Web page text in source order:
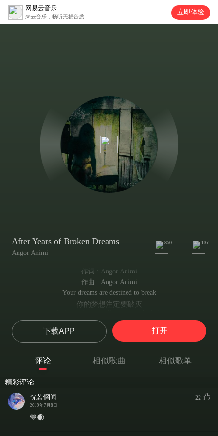
网易云音乐
来云音乐，畅听无损音质
立即体验
After Years of Broken Dreams
Angor Animi
850 137
作词 : Angor Animi
作曲 : Angor Animi
Your dreams are destined to break
你的梦想注定要破灭
你的希望永远见不到光明
Every promise is..a lie
每一个承诺都是…谎言
再无人陪伴在你的身边
下载APP 打开
评论 相似歌曲 相似歌单
精彩评论
恍若惘闻
2019年7月8日
22
💙ㅤ🌒